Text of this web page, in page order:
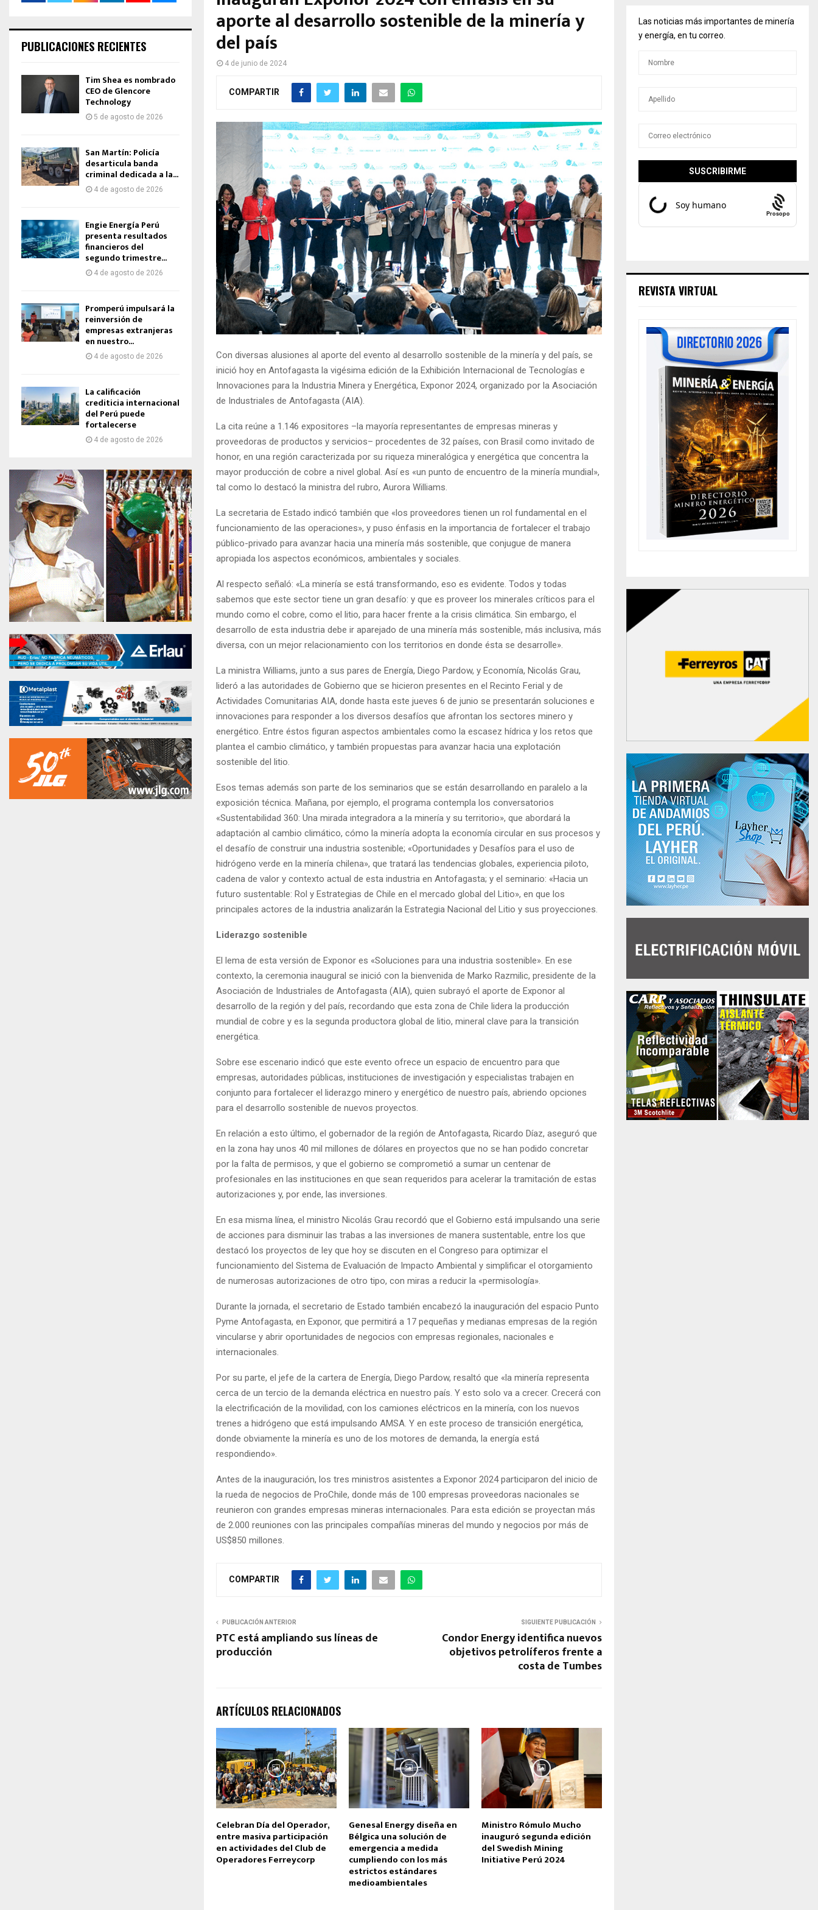
aporte al desarrollo sostenible de la minería y
del país
4 de junio de 2024
COMPARTIR
Con diversas alusiones al aporte del evento al desarrollo sostenible de la minería y del país, se
inició hoy en Antofagasta la vigésima edición de la Exhibición Internacional de Tecnologías e
Innovaciones para la Industria Minera y Energética, Exponor 2024, organizado por la Asociación
de Industriales de Antofagasta (AIA).
La cita reúne a 1.146 expositores –la mayoría representantes de empresas mineras y
proveedoras de productos y servicios– procedentes de 32 países, con Brasil como invitado de
honor, en una región caracterizada por su riqueza mineralógica y energética que concentra la
mayor producción de cobre a nivel global. Así es «un punto de encuentro de la minería mundial»,
tal como lo destacó la ministra del rubro, Aurora Williams.
La secretaria de Estado indicó también que «los proveedores tienen un rol fundamental en el
funcionamiento de las operaciones», y puso énfasis en la importancia de fortalecer el trabajo
público-privado para avanzar hacia una minería más sostenible, que conjugue de manera
apropiada los aspectos económicos, ambientales y sociales.
Al respecto señaló: «La minería se está transformando, eso es evidente. Todos y todas
sabemos que este sector tiene un gran desafío: y que es proveer los minerales críticos para el
mundo como el cobre, como el litio, para hacer frente a la crisis climática. Sin embargo, el
desarrollo de esta industria debe ir aparejado de una minería más sostenible, más inclusiva, más
diversa, con un mejor relacionamiento con los territorios en donde ésta se desarrolle».
La ministra Williams, junto a sus pares de Energía, Diego Pardow, y Economía, Nicolás Grau,
lideró a las autoridades de Gobierno que se hicieron presentes en el Recinto Ferial y de
Actividades Comunitarias AIA, donde hasta este jueves 6 de junio se presentarán soluciones e
innovaciones para responder a los diversos desafíos que afrontan los sectores minero y
energético. Entre éstos figuran aspectos ambientales como la escasez hídrica y los retos que
plantea el cambio climático, y también propuestas para avanzar hacia una explotación
sostenible del litio.
Esos temas además son parte de los seminarios que se están desarrollando en paralelo a la
exposición técnica. Mañana, por ejemplo, el programa contempla los conversatorios
«Sustentabilidad 360: Una mirada integradora a la minería y su territorio», que abordará la
adaptación al cambio climático, cómo la minería adopta la economía circular en sus procesos y
el desafío de construir una industria sostenible; «Oportunidades y Desafíos para el uso de
hidrógeno verde en la minería chilena», que tratará las tendencias globales, experiencia piloto,
cadena de valor y contexto actual de esta industria en Antofagasta; y el seminario: «Hacia un
futuro sustentable: Rol y Estrategias de Chile en el mercado global del Litio», en que los
principales actores de la industria analizarán la Estrategia Nacional del Litio y sus proyecciones.
Liderazgo sostenible
El lema de esta versión de Exponor es «Soluciones para una industria sostenible». En ese
contexto, la ceremonia inaugural se inició con la bienvenida de Marko Razmilic, presidente de la
Asociación de Industriales de Antofagasta (AIA), quien subrayó el aporte de Exponor al
desarrollo de la región y del país, recordando que esta zona de Chile lidera la producción
mundial de cobre y es la segunda productora global de litio, mineral clave para la transición
energética.
Sobre ese escenario indicó que este evento ofrece un espacio de encuentro para que
empresas, autoridades públicas, instituciones de investigación y especialistas trabajen en
conjunto para fortalecer el liderazgo minero y energético de nuestro país, abriendo opciones
para el desarrollo sostenible de nuevos proyectos.
En relación a esto último, el gobernador de la región de Antofagasta, Ricardo Díaz, aseguró que
en la zona hay unos 40 mil millones de dólares en proyectos que no se han podido concretar
por la falta de permisos, y que el gobierno se comprometió a sumar un centenar de
profesionales en las instituciones en que sean requeridos para acelerar la tramitación de estas
autorizaciones y, por ende, las inversiones.
En esa misma línea, el ministro Nicolás Grau recordó que el Gobierno está impulsando una serie
de acciones para disminuir las trabas a las inversiones de manera sustentable, entre los que
destacó los proyectos de ley que hoy se discuten en el Congreso para optimizar el
funcionamiento del Sistema de Evaluación de Impacto Ambiental y simplificar el otorgamiento
de numerosas autorizaciones de otro tipo, con miras a reducir la «permisología».
Durante la jornada, el secretario de Estado también encabezó la inauguración del espacio Punto
Pyme Antofagasta, en Exponor, que permitirá a 17 pequeñas y medianas empresas de la región
vincularse y abrir oportunidades de negocios con empresas regionales, nacionales e
internacionales.
Por su parte, el jefe de la cartera de Energía, Diego Pardow, resaltó que «la minería representa
cerca de un tercio de la demanda eléctrica en nuestro país. Y esto solo va a crecer. Crecerá con
la electrificación de la movilidad, con los camiones eléctricos en la minería, con los nuevos
trenes a hidrógeno que está impulsando AMSA. Y en este proceso de transición energética,
donde obviamente la minería es uno de los motores de demanda, la energía está
respondiendo».
Antes de la inauguración, los tres ministros asistentes a Exponor 2024 participaron del inicio de
la rueda de negocios de ProChile, donde más de 100 empresas proveedoras nacionales se
reunieron con grandes empresas mineras internacionales. Para esta edición se proyectan más
de 2.000 reuniones con las principales compañías mineras del mundo y negocios por más de
US$850 millones.
COMPARTIR
PUBLICACIÓN ANTERIOR
PTC está ampliando sus líneas de
producción
SIGUIENTE PUBLICACIÓN
Condor Energy identifica nuevos
objetivos petrolíferos frente a
costa de Tumbes
ARTÍCULOS RELACIONADOS
Celebran Día del Operador,
entre masiva participación
en actividades del Club de
Operadores Ferreycorp
Genesal Energy diseña en
Bélgica una solución de
emergencia a medida
cumpliendo con los más
estrictos estándares
medioambientales
Ministro Rómulo Mucho
inauguró segunda edición
del Swedish Mining
Initiative Perú 2024
PUBLICACIONES RECIENTES
Tim Shea es nombrado
CEO de Glencore
Technology
5 de agosto de 2026
San Martín: Policía
desarticula banda
criminal dedicada a la...
4 de agosto de 2026
Engie Energía Perú
presenta resultados
financieros del
segundo trimestre...
4 de agosto de 2026
Promperú impulsará la
reinversión de
empresas extranjeras
en nuestro...
4 de agosto de 2026
La calificación
crediticia internacional
del Perú puede
fortalecerse
4 de agosto de 2026
Las noticias más importantes de minería
y energía, en tu correo.
Prosopo
REVISTA VIRTUAL